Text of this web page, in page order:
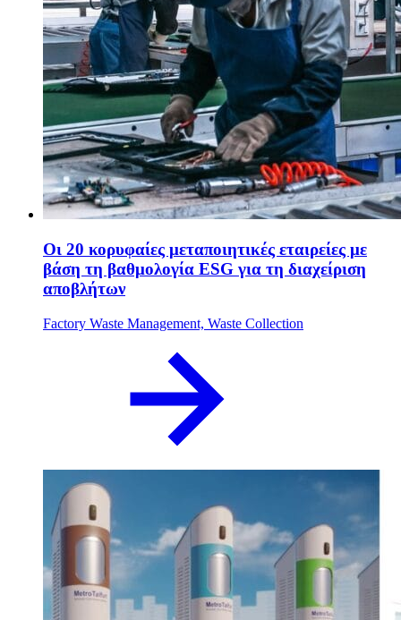
Οι 20 κορυφαίες μεταποιητικές εταιρείες με
βάση τη βαθμολογία ESG για τη διαχείριση
αποβλήτων
Factory Waste Management, Waste Collection